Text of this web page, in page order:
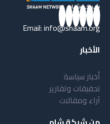
Email:info@shaam.org
الأخبار
أخبار سياسة
تحقيقات وتقارير
آراء ومقالات